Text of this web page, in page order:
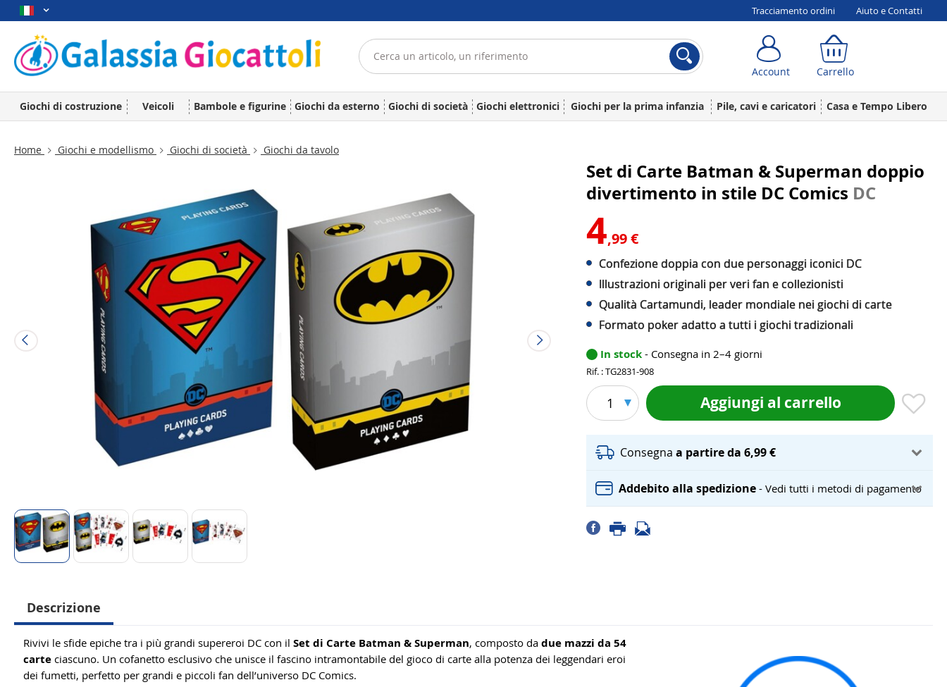
Tracciamento ordini Aiuto e Contatti
Account Carrello
Giochi di costruzione Veicoli Bambole e figurine Giochi da esterno Giochi di società Giochi elettronici Giochi per la prima infanzia Pile, cavi e caricatori Casa e Tempo Libero
Home Giochi e modellismo Giochi di società Giochi da tavolo
Set di Carte Batman & Superman doppio
divertimento in stile DC Comics DC
4,99 €
Confezione doppia con due personaggi iconici DC
Illustrazioni originali per veri fan e collezionisti
Qualità Cartamundi, leader mondiale nei giochi di carte
Formato poker adatto a tutti i giochi tradizionali
In stock - Consegna in 2–4 giorni
Rif. : TG2831-908
1 Aggiungi al carrello
Consegnaa partire da 6,99 €
Addebito alla spedizione- Vedi tutti i metodi di pagamento
Descrizione
Rivivi le sfide epiche tra i più grandi supereroi DC con il Set di Carte Batman & Superman, composto da due mazzi da 54
carte ciascuno. Un cofanetto esclusivo che unisce il fascino intramontabile del gioco di carte alla potenza dei leggendari eroi
dei fumetti, perfetto per grandi e piccoli fan dell’universo DC Comics.
Account Carrello